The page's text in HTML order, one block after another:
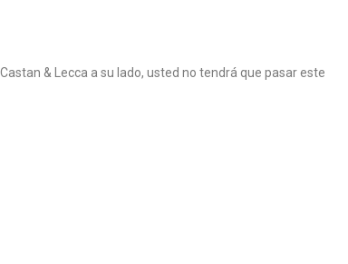
& Lecca a su lado, usted no tendrá que pasar este